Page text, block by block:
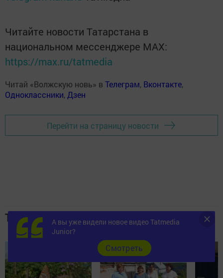
Читайте новости Татарстана в
национальном мессенджере MАХ:
https://max.ru/tatmedia
Читай «Волжскую новь» в Телеграм, Вконтакте,
Одноклассники, Дзен
Перейти на страницу новости
Топ 5 новостейА вы уже видели новое видео Tatmedia
Junior?
Cмотреть